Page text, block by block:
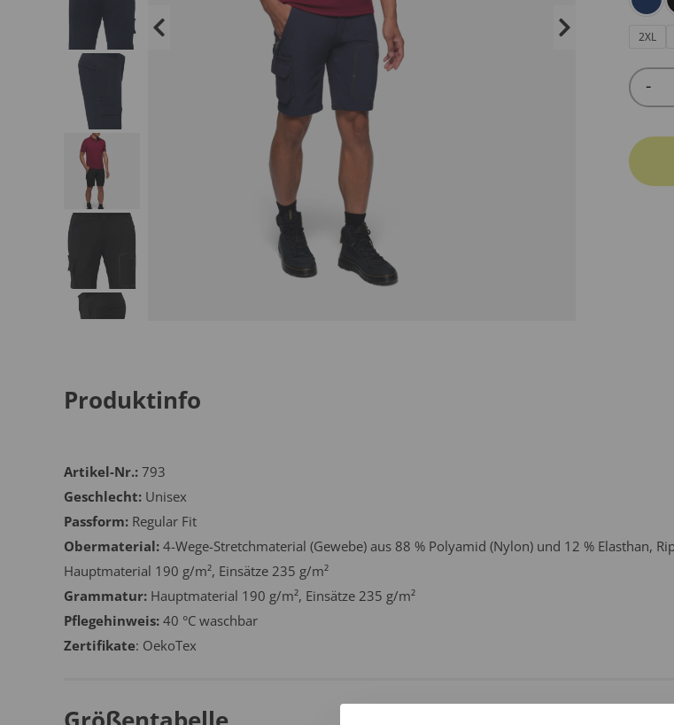
2XL
-
Produktinfo
Artikel-Nr.: 793
Geschlecht: Unisex
Passform: Regular Fit
Obermaterial: 4-Wege-Stretchmaterial (Gewebe) aus 88 % Polyamid (Nylon) und 12 % Elasthan,
Hauptmaterial 190 g/m², Einsätze 235 g/m²
Grammatur: Hauptmaterial 190 g/m², Einsätze 235 g/m²
Pflegehinweis: 40 °C waschbar
Zertifikate: OekoTex